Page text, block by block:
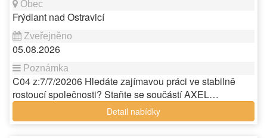
Frýdlant nad Ostravicí
05.08.2026
C04 z:7/7/20206 Hledáte zajímavou práci ve stabilně
rostoucí společnosti? Staňte se součástí AXEL…
Detail nabídky